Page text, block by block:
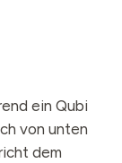
ein Qubi
von unten
dem